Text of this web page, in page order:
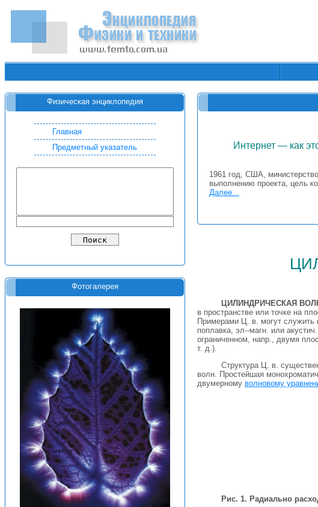
Физическая энциклопедия
Главная
Предметный указатель
Фотогалерея
Интернет — как
1961 год, США,
выполнению проекта, цель
Далее...
ЦИЛИНДРИЧЕСКАЯ
в пространстве или точке на
Примерами Ц. в. могут служить
поплавка, эл--магн. или
ограниченном, напр., двумя
т. д.).
Структура Ц. в.
волн. Простейшая
двумерному волновому
Рис. 1. Радиально